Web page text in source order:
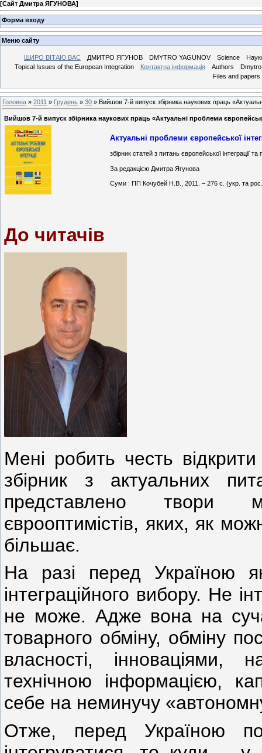
[Сайт Дмитра ЯГУНОВА]
Форма входу
Меню сайту
ЩИРО ВІТАЮ ВАС ДМИТРО ЯГУНОВ DMYTRO YAGUNOV Science
Topical Issues of the European Integration
Контактна інформація Authors
Files and papers
Головна » 2011 » Грудень » 30 » Вийшов 7-й випуск збірника наукових праць
Вийшов 7-й випуск збірника наукових праць «Актуальні проблеми
Актуальні проблеми європейської
збірник статей з питань європейської інтеграції
За редакцією Дмитра Ягунова
Суми : ПП Кочубей Н.В., 2011. – 276 с. (укр. та
До читачів
Мені робить честь
збірник з актуальних
представлено твори
єврооптимістів, яких, як
більшає.
На разі перед Україною
інтеграційного вибору. Не
не може. Адже вона на
товарного обміну, обміну
власності,
технічною інформацією,
себе на неминучу
Отже, перед Україною